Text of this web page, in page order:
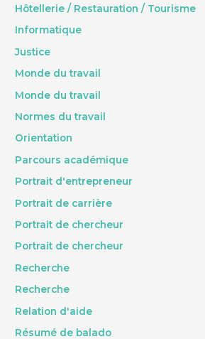
Hôtellerie / Restauration / Tourisme
Informatique
Justice
Monde du travail
Monde du travail
Normes du travail
Orientation
Parcours académique
Portrait d'entrepreneur
Portrait de carrière
Portrait de chercheur
Portrait de chercheur
Recherche
Recherche
Relation d'aide
Résumé de balado